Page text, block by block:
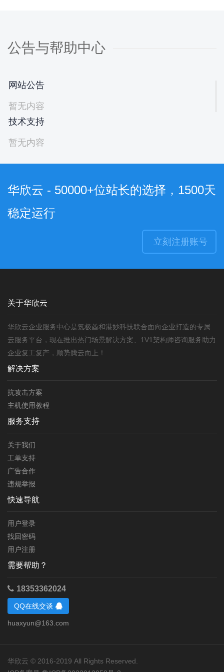
公告与帮助中心
网站公告
暂无内容
技术支持
暂无内容
华欣云 - 50000+位站长的选择，1500天
稳定运行
立刻注册账号
关于华欣云
华欣云企业服务中心是氪极酋和港妙科技联合面向企业打造的专属
云服务平台，现在推出热门场景解决方案、1V1架构师咨询服务助力
企业复工复产，顺势腾云而上！
解决方案
抗攻击方案
主机使用教程
服务支持
关于我们
工单支持
广告合作
违规举报
快速导航
用户登录
找回密码
用户注册
需要帮助？
18353362024
QQ在线交谈
huaxyun@163.com
华欣云 © 2016-2019 All Rights Reserved.